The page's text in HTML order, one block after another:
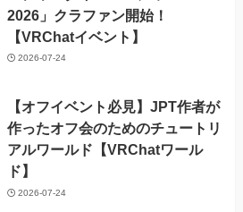
2026」クラファン開始！
【VRChatイベント】
2026-07-24
【オフイベント必見】JPT作者が
作ったオフ会のためのチュートリ
アルワールド【VRChatワール
ド】
2026-07-24